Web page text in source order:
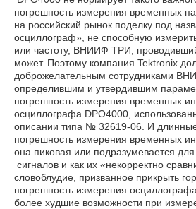
погрешность измерения временных
на российский рынок поделку под
осциллограф», не способную
или частоту, ВНИИФ ТРИ,
может. Поэтому компания Tektronix
доброжелательным сотрудниками
определившим и утвердившим
погрешность измерения временных
осциллографа DPO4000,
описании типа № 32619-06. И
погрешность измерения временных
она пиковая или подразумевается
сигналов и как их «некорректно
словоблудие, призванное прикрыть
погрешность измерения
более худшие возможности при